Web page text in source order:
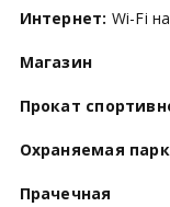
Интернет: Wi-Fi
Магазин
Прокат
Охраняемая
Прачечная